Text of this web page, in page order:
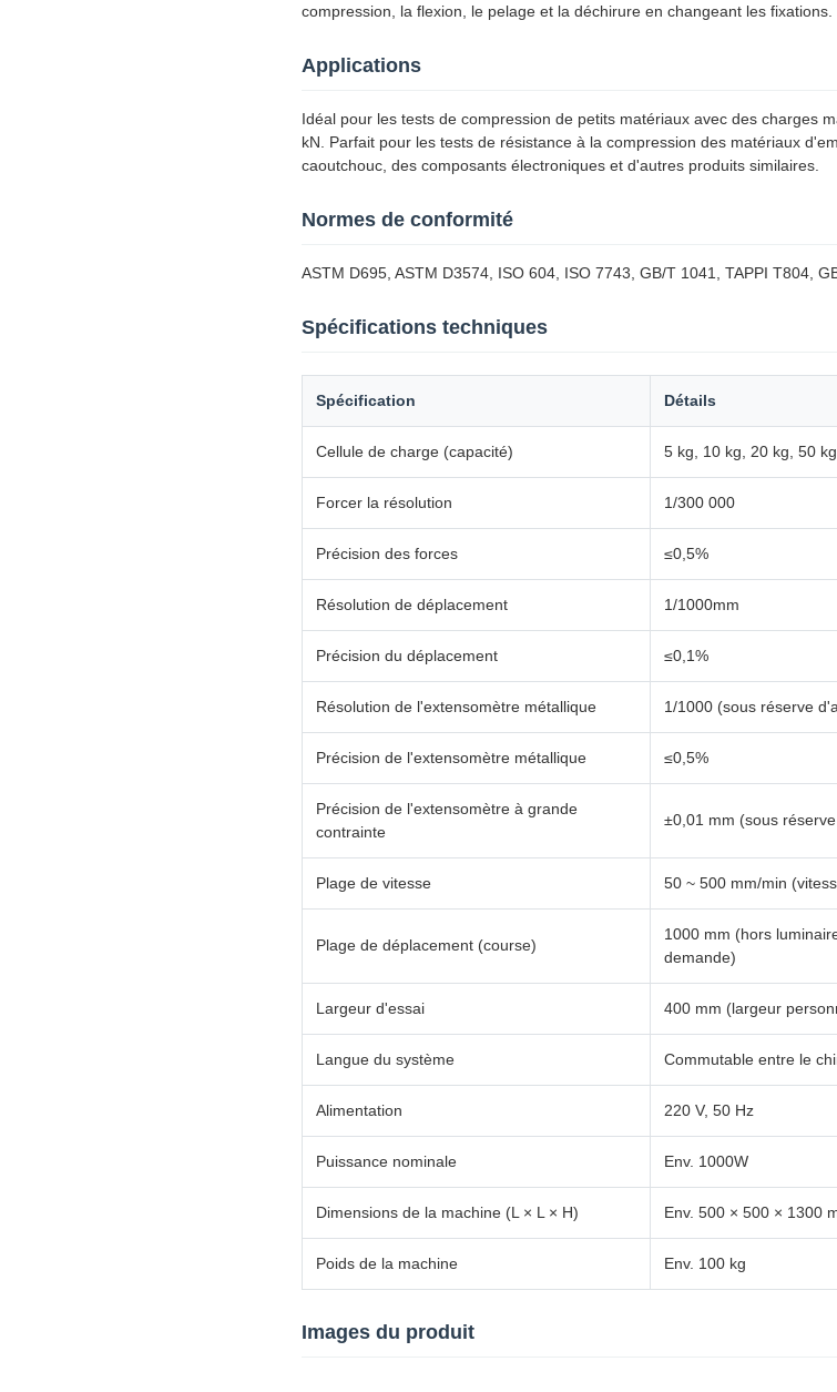
compression, la flexion, le pelage et la déchirure en changeant les fixations.
Applications
Idéal pour les tests de compression de petits matériaux avec des charges
kN. Parfait pour les tests de résistance à la compression des matériaux
caoutchouc, des composants électroniques et d'autres produits similaires.
Normes de conformité
ASTM D695, ASTM D3574, ISO 604, ISO 7743, GB/T 1041, TAPPI T804,
Spécifications techniques
Spécification Détails
Cellule de charge (capacité) 5 kg, 10 kg, 20 kg, 50
Forcer la résolution 1/300 000
Précision des forces ≤0,5%
Résolution de déplacement 1/1000mm
Précision du déplacement ≤0,1%
Résolution de l'extensomètre métallique 1/1000 (sous réserve
Précision de l'extensomètre métallique ≤0,5%
Précision de l'extensomètre à grande
contrainte
±0,01 mm (sous
Plage de vitesse 50 ~ 500 mm/min
Plage de déplacement (course)
1000 mm (hors
demande)
Largeur d'essai 400 mm (largeur
Langue du système Commutable entre le
Alimentation 220 V, 50 Hz
Puissance nominale Env. 1000W
Dimensions de la machine (L × L × H) Env. 500 × 500 × 1300
Poids de la machine Env. 100 kg
Images du produit